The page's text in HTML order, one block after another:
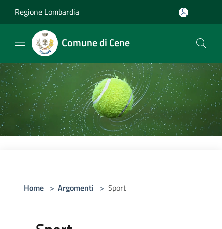
Regione Lombardia
Comune di Cene
Home > Argomenti > Sport